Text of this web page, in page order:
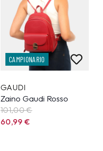
CAMPIONARIO
GAUDI
Zaino Gaudi Rosso
101,00 €
60,99€